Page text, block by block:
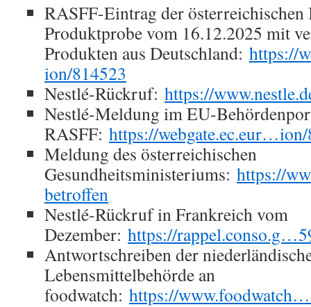
RASFF-Eintrag der österreichischen
Produktprobe vom 16.12.2025 mit
Produkten aus Deutschland: https://
ion/814523
Nestlé-Rückruf: https://
Nestlé-Meldung im EU-
RASFF: https://
Meldung des österreichischen
Gesundheitsministeriums: https://
betroffen
Nestlé-Rückruf in Frankreich vom
Dezember: https://
Antwortschreiben der
Lebensmittelbehörde an
foodwatch: https://